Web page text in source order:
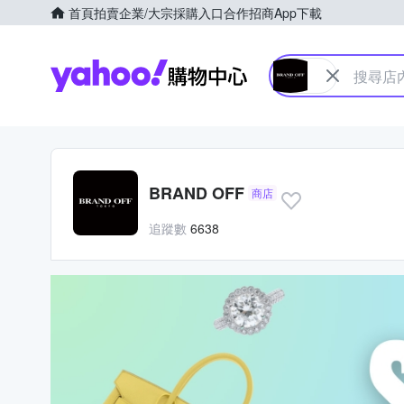
首頁拍賣企業/大宗採購入口合作招商App下載
Yahoo購物中心
BRAND OFF 商店
追蹤數 6638